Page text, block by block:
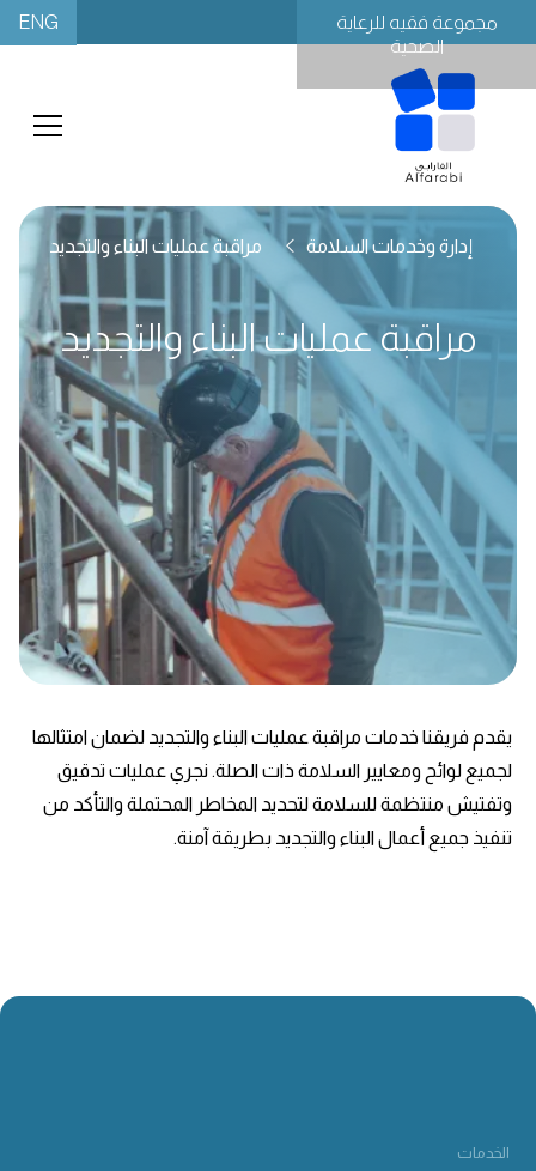
مجموعة فقيه للرعاية
الصحية
ENG
إدارة وخدمات السلامة مراقبة عمليات البناء والتجديد
مراقبة عمليات البناء والتجديد
يقدم فريقنا خدمات مراقبة عمليات البناء والتجديد لضمان امتثالها
لجميع لوائح ومعايير السلامة ذات الصلة. نجري عمليات تدقيق
وتفتيش منتظمة للسلامة لتحديد المخاطر المحتملة والتأكد من
تنفيذ جميع أعمال البناء والتجديد بطريقة آمنة.
الخدمات